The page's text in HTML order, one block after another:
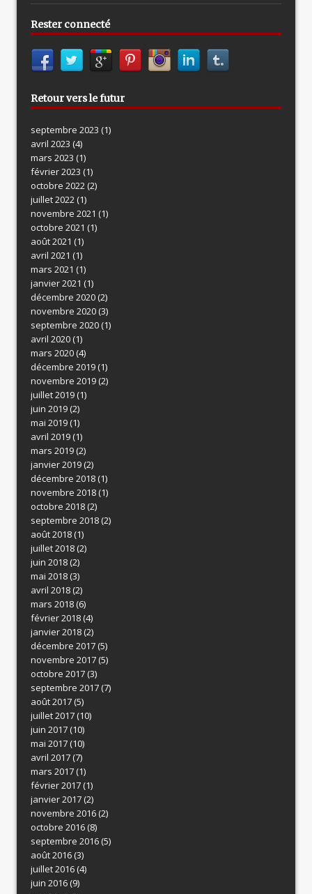
Rester connecté
Retour vers le futur
septembre 2023 (1)
avril 2023 (4)
mars 2023 (1)
février 2023 (1)
octobre 2022(2)
juillet 2022(1)
novembre 2021 (1)
octobre 2021 (1)
août 2021 (1)
avril 2021 (1)
mars 2021 (1)
janvier 2021 (1)
décembre 2020(2)
novembre 2020(3)
septembre 2020(1)
avril 2020(1)
mars 2020(4)
décembre 2019(1)
novembre 2019(2)
juillet 2019(1)
juin 2019(2)
mai 2019(1)
avril 2019(1)
mars 2019(2)
janvier 2019(2)
décembre 2018(1)
novembre 2018(1)
octobre 2018(2)
septembre 2018(2)
août 2018(1)
juillet 2018(2)
juin 2018(2)
mai 2018(3)
avril 2018(2)
mars 2018(6)
février 2018(4)
janvier 2018(2)
décembre 2017(5)
novembre 2017(5)
octobre 2017(3)
septembre 2017(7)
août 2017(5)
juillet 2017(10)
juin 2017(10)
mai 2017(10)
avril 2017(7)
mars 2017(1)
février 2017(1)
janvier 2017(2)
novembre 2016(2)
octobre 2016(8)
septembre 2016(5)
août 2016(3)
juillet 2016(4)
juin 2016(9)